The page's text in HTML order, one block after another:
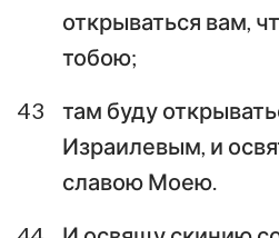
открываться вам,
тобою;
43
там буду
Израилевым, и
славою Моею.